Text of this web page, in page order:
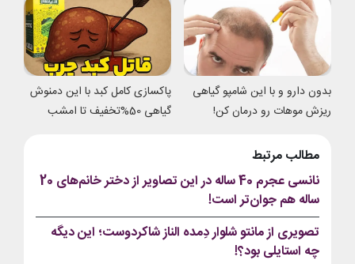
بدون دارو و با این شامپو گیاهی
ریزش موهات رو درمان کن!
پاکسازی کامل کبد با این دمنوش
گیاهی 50%تخفیف تا امشب
مطالب مرتبط
نانسی عجرم 40 ساله در این تصاویر از دختر خانم‌های 20
ساله هم جوان‌تر است!
تصویری از مانتو شلوار دِمده الناز شاکردوست؛ این دیگه
چه استایلی بود؟!